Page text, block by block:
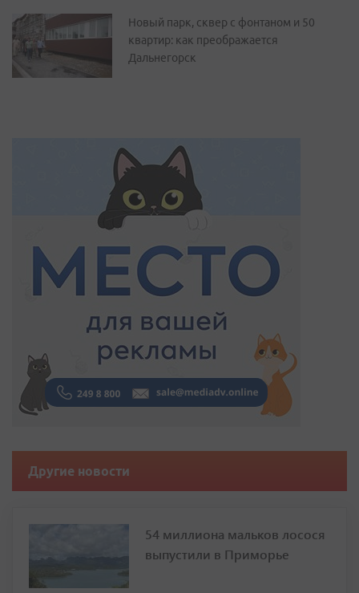
Новый парк, сквер с фонтаном и 50
квартир: как преображается
Дальнегорск
Другие новости
54 миллиона мальков лосося
выпустили в Приморье